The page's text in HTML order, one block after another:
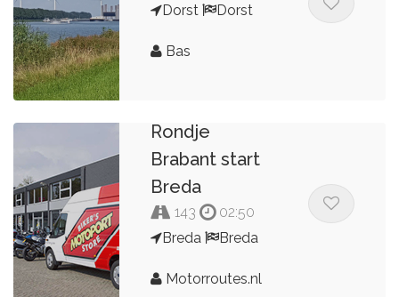
Dorst
Dorst
Bas
Rondje
Brabant start
Breda
143
02:50
Breda
Breda
Motorroutes.nl